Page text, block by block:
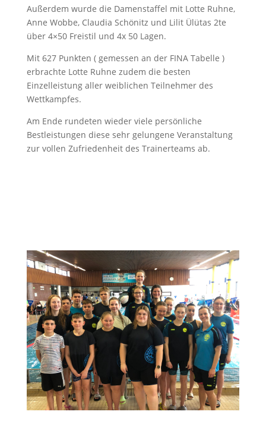
Außerdem wurde die Damenstaffel mit Lotte Ruhne,
Anne Wobbe, Claudia Schönitz und Lilit Ülütas 2te
über 4×50 Freistil und 4x 50 Lagen.
Mit 627 Punkten ( gemessen an der FINA Tabelle )
erbrachte Lotte Ruhne zudem die besten
Einzelleistung aller weiblichen Teilnehmer des
Wettkampfes.
Am Ende rundeten wieder viele persönliche
Bestleistungen diese sehr gelungene Veranstaltung
zur vollen Zufriedenheit des Trainerteams ab.